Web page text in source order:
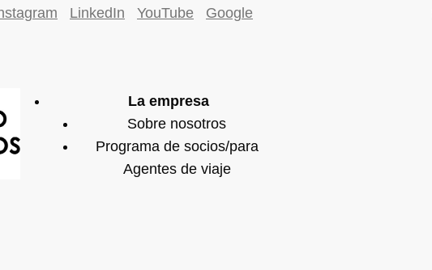
LinkedIn YouTube Google
La empresa
Sobre nosotros
Programa de socios/para
Agentes de viaje